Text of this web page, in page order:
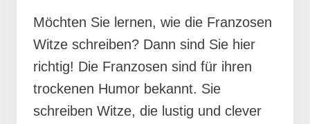
Möchten Sie lernen, wie die Franzosen
Witze schreiben? Dann sind Sie hier
richtig! Die Franzosen sind für ihren
trockenen Humor bekannt. Sie
schreiben Witze, die lustig und clever